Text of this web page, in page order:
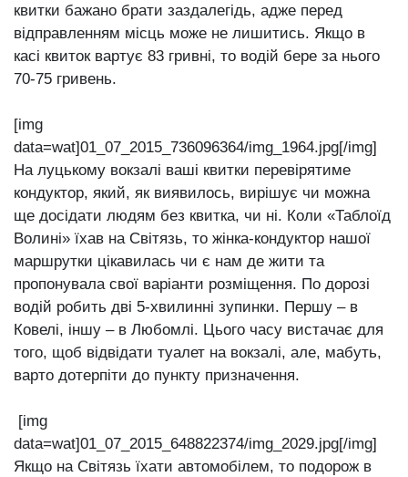
квитки бажано брати заздалегідь, адже перед
відправленням місць може не лишитись. Якщо в
касі квиток вартує 83 гривні, то водій бере за нього
70-75 гривень.
[img
data=wat]01_07_2015_736096364/img_1964.jpg[/img]
На луцькому вокзалі ваші квитки перевірятиме
кондуктор, який, як виявилось, вирішує чи можна
ще досідати людям без квитка, чи ні. Коли «Таблоїд
Волині» їхав на Світязь, то жінка-кондуктор нашої
маршрутки цікавилась чи є нам де жити та
пропонувала свої варіанти розміщення. По дорозі
водій робить дві 5-хвилинні зупинки. Першу – в
Ковелі, іншу – в Любомлі. Цього часу вистачає для
того, щоб відвідати туалет на вокзалі, але, мабуть,
варто дотерпіти до пункту призначення.
[img
data=wat]01_07_2015_648822374/img_2029.jpg[/img]
Якщо на Світязь їхати автомобілем, то подорож в